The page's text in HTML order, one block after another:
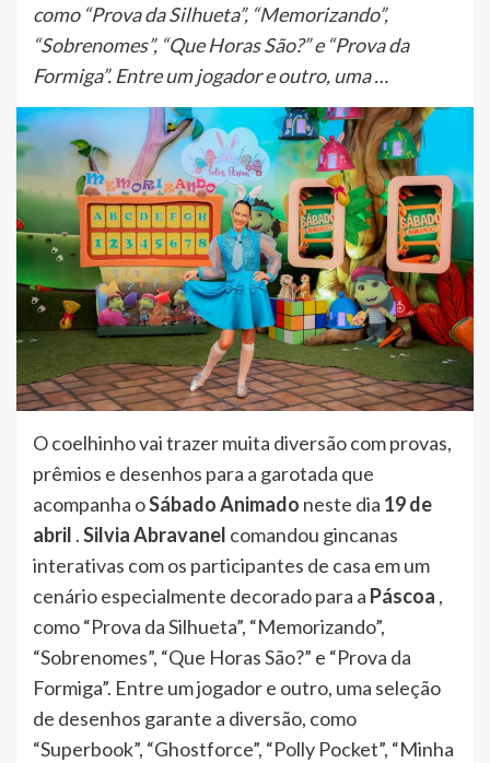
como “Prova da Silhueta”, “Memorizando”,
“Sobrenomes”, “Que Horas São?” e “Prova da
Formiga”. Entre um jogador e outro, uma …
O coelhinho vai trazer muita diversão com provas,
prêmios e desenhos para a garotada que
acompanha oSábado Animado neste dia 19 de
abril .Silvia Abravanel comandou gincanas
interativas com os participantes de casa em um
cenário especialmente decorado para a Páscoa ,
como “Prova da Silhueta”, “Memorizando”,
“Sobrenomes”, “Que Horas São?” e “Prova da
Formiga”. Entre um jogador e outro, uma seleção
de desenhos garante a diversão, como
“Superbook”, “Ghostforce”, “Polly Pocket”, “Minha